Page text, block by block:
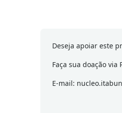
Deseja apoiar este
Faça sua doação via
E-mail: